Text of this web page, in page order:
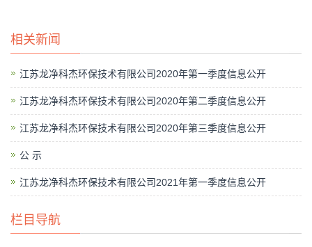
相关新闻
江苏龙净科杰环保技术有限公司2020年第一季度信息公开
江苏龙净科杰环保技术有限公司2020年第二季度信息公开
江苏龙净科杰环保技术有限公司2020年第三季度信息公开
公 示
江苏龙净科杰环保技术有限公司2021年第一季度信息公开
栏目导航